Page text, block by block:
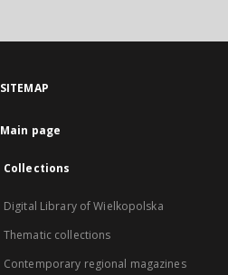
SITEMAP
Main page
Collections
Digital Library of Wielkopolska
Thematic collections
Contemporary regional magazines